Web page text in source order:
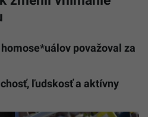
považoval za
ľudskosť a aktívny